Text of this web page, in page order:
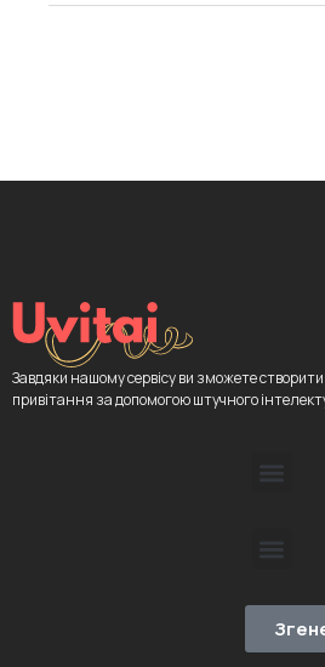
Завдяки нашому сервісу ви зможете
привітання за допомогою штучного